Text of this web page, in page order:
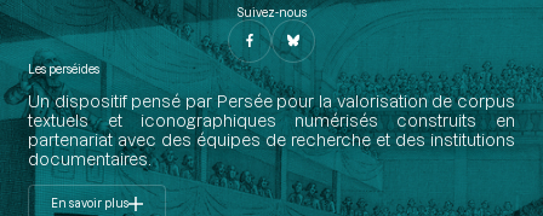
Suivez-nous
Les perséides
Un dispositif pensé par Persée pour la valorisation de corpus
textuels et iconographiques numérisés construits en
partenariat avec des équipes de recherche et des institutions
documentaires.
En savoir plus